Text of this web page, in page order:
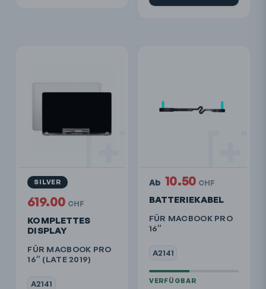
KOMPLETTES
DISPLAY
FÜR MACBOOK PRO
16″ (LATE 2019)
A2141
SILVER
619.00 CHF BATTERIEKABEL
FÜR MACBOOK PRO
16″
A2141
Ab 10.50 CHF